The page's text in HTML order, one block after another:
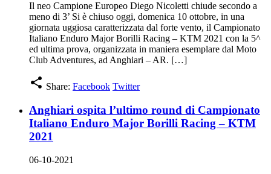
Il neo Campione Europeo Diego Nicoletti chiude secondo a
meno di 3’ Si è chiuso oggi, domenica 10 ottobre, in una
giornata uggiosa caratterizzata dal forte vento, il Campionato
Italiano Enduro Major Borilli Racing – KTM 2021 con la 5^
ed ultima prova, organizzata in maniera esemplare dal Moto
Club Adventures, ad Anghiari – AR. […]
share Share: Facebook Twitter
Anghiari ospita l’ultimo round di Campionato
Italiano Enduro Major Borilli Racing – KTM
2021
06-10-2021